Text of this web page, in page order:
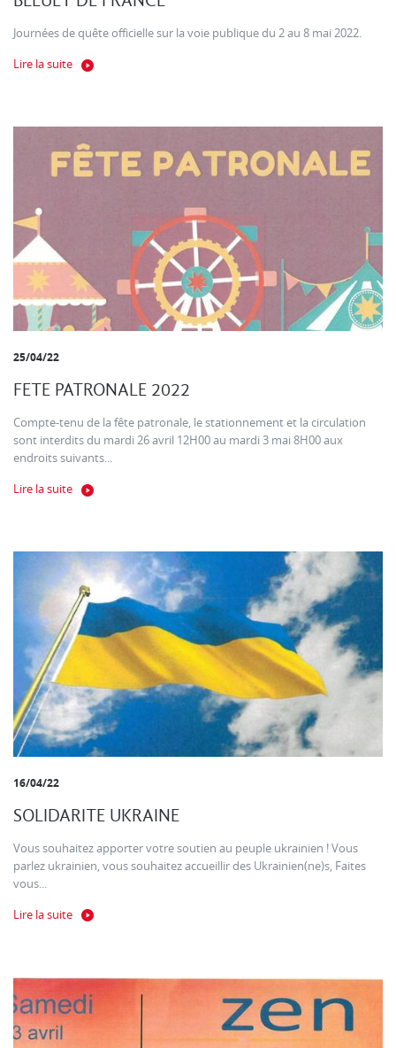
Journées de quête officielle sur la voie publique du 2 au 8 mai 2022.
Lire la suite
25/04/22
FETE PATRONALE 2022
Compte-tenu de la fête patronale, le stationnement et la circulation
sont interdits du mardi 26 avril 12H00 au mardi 3 mai 8H00 aux
endroits suivants...
Lire la suite
16/04/22
SOLIDARITE UKRAINE
Vous souhaitez apporter votre soutien au peuple ukrainien ! Vous
parlez ukrainien, vous souhaitez accueillir des Ukrainien(ne)s, Faites
vous...
Lire la suite